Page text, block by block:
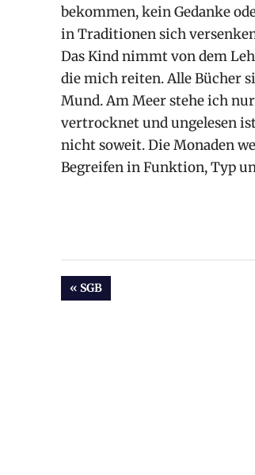
bekommen, kein Gedanke
in Traditionen sich
Das Kind nimmt von dem
die mich reiten. Alle Bücher
Mund. Am Meer stehe ich
vertrocknet und ungelesen
nicht soweit. Die Monaden
Begreifen in Funktion, Typ
Beitragsnavigation
VORHERIGER
BEITRAG:
SGB